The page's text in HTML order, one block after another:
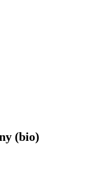
(bio)